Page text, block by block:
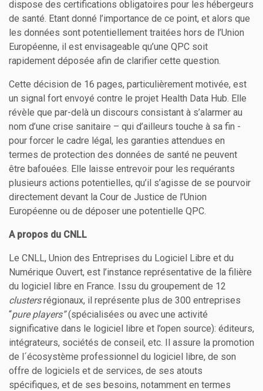
dispose des certifications obligatoires pour les hébergeurs
de santé. Etant donné l’importance de ce point, et alors que
les données sont potentiellement traitées hors de l’Union
Européenne, il est envisageable qu’une QPC soit
rapidement déposée afin de clarifier cette question.
Cette décision de 16 pages, particulièrement motivée, est
un signal fort envoyé contre le projet Health Data Hub. Elle
révèle que par-delà un discours consistant à s’alarmer au
nom d’une crise sanitaire – qui d’ailleurs touche à sa fin -
pour forcer le cadre légal, les garanties attendues en
termes de protection des données de santé ne peuvent
être bafouées. Elle laisse entrevoir pour les requérants
plusieurs actions potentielles, qu’il s’agisse de se pourvoir
directement devant la Cour de Justice de l’Union
Européenne ou de déposer une potentielle QPC.
A propos du CNLL
Le CNLL, Union des Entreprises du Logiciel Libre et du
Numérique Ouvert, est l’instance représentative de la filière
du logiciel libre en France. Issu du groupement de 12
clustersrégionaux, il représente plus de 300 entreprises
“pure players”(spécialisées ou avec une activité
significative dans le logiciel libre et l’open source): éditeurs,
intégrateurs, sociétés de conseil, etc. Il assure la promotion
de l´écosystème professionnel du logiciel libre, de son
offre de logiciels et de services, de ses atouts
spécifiques, et de ses besoins, notamment en termes